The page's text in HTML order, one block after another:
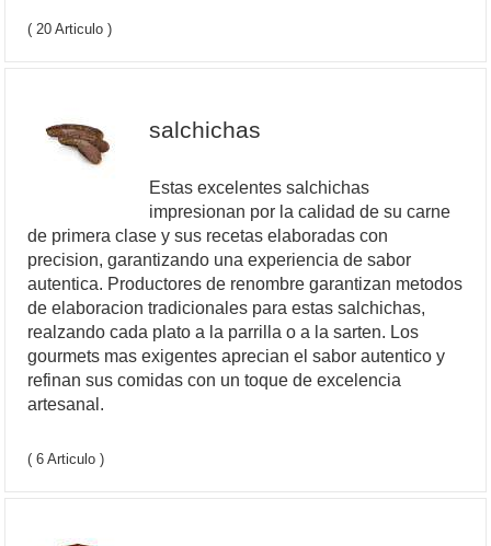
( 20 Articulo )
salchichas
Estas excelentes salchichas
impresionan por la calidad de su carne
de primera clase y sus recetas elaboradas con
precision, garantizando una experiencia de sabor
autentica. Productores de renombre garantizan metodos
de elaboracion tradicionales para estas salchichas,
realzando cada plato a la parrilla o a la sarten. Los
gourmets mas exigentes aprecian el sabor autentico y
refinan sus comidas con un toque de excelencia
artesanal.
( 6 Articulo )